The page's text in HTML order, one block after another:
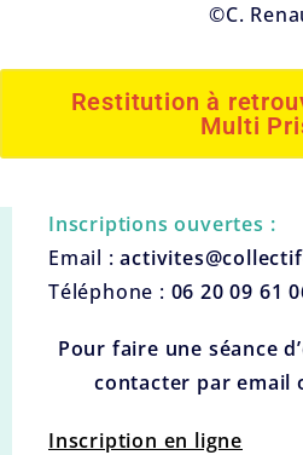
©C.
Restitution à
Multi
Inscriptions ouvertes :
Email :
Téléphone : 06 20 09 61
Pour faire une séance
contacter par email
Inscription en ligne